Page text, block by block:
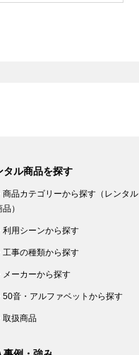
タル商品を探す
商品カテゴリーから探す（レンタル
）
利用シーンから探す
工事の種類から探す
メーカーから探す
50音・アルファベットから探す
取扱商品